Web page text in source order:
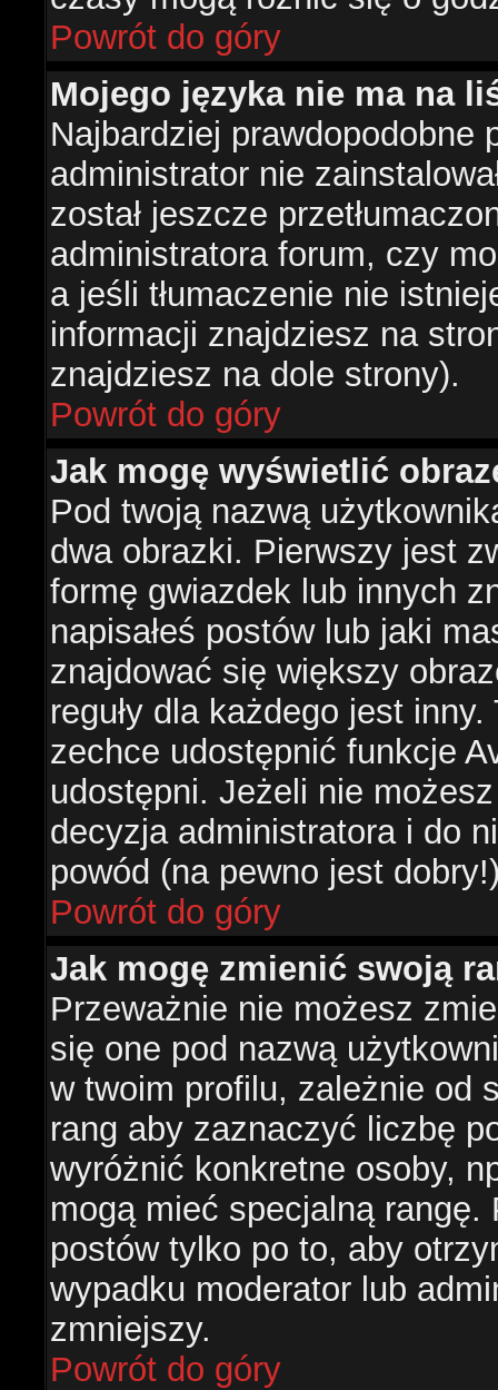
Powrót do góry
Mojego języka nie ma na
Najbardziej prawdopodobne
administrator nie
został jeszcze
administratora forum, czy
a jeśli tłumaczenie nie
informacji znajdziesz na
znajdziesz na dole strony).
Powrót do góry
Jak mogę wyświetlić
Pod twoją nazwą
dwa obrazki. Pierwszy jest
formę gwiazdek lub innych
napisałeś postów lub jaki
znajdować się większy
reguły dla każdego jest
zechce udostępnić funkcje
udostępni. Jeżeli nie
decyzja administratora i do
powód (na pewno jest
Powrót do góry
Jak mogę zmienić swoją
Przeważnie nie możesz
się one pod nazwą
w twoim profilu, zależnie od
rang aby zaznaczyć liczbę
wyróżnić konkretne osoby,
mogą mieć specjalną
postów tylko po to, aby
wypadku moderator lub
zmniejszy.
Powrót do góry